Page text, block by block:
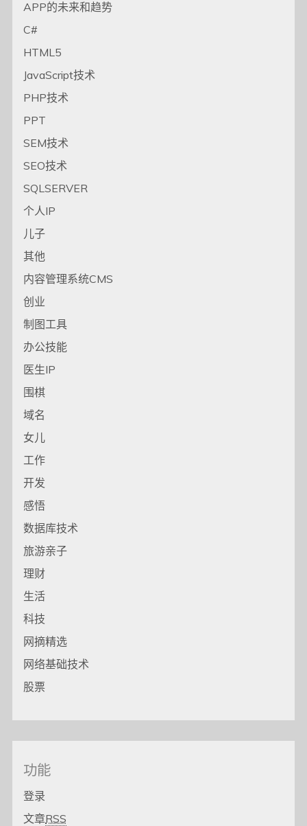
APP的未来和趋势
C#
HTML5
JavaScript技术
PHP技术
PPT
SEM技术
SEO技术
SQLSERVER
个人IP
儿子
其他
内容管理系统CMS
创业
制图工具
办公技能
医生IP
围棋
域名
女儿
工作
开发
感悟
数据库技术
旅游亲子
理财
生活
科技
网摘精选
网络基础技术
股票
功能
登录
文章RSS